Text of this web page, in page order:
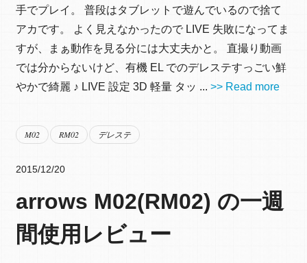
手でプレイ。 普段はタブレットで遊んでいるので捨て
アカです。 よく見えなかったので LIVE 失敗になってま
すが、まぁ動作を見る分には大丈夫かと。 直撮り動画
では分からないけど、有機 EL でのデレステすっごい鮮
やかで綺麗 ♪ LIVE 設定 3D 軽量 タッ ... >> Read more
M02 RM02 デレステ
2015/12/20
arrows M02(RM02) の一週
間使用レビュー